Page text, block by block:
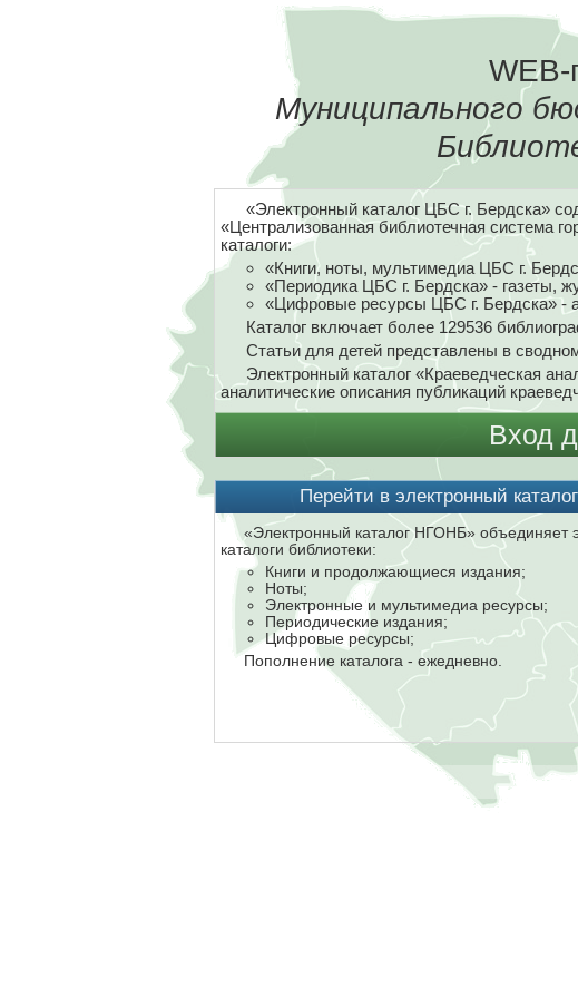
WEB-
Муниципального
«Электронный каталог ЦБС г. Бердска»
«Централизованная библиотечная система
каталоги:
«Книги, ноты, мультимедиа ЦБС г.
«Периодика ЦБС г. Бердска» - газеты,
«Цифровые ресурсы ЦБС г. Бердска» -
Каталог включает более 129536
Статьи для детей представлены в
Электронный каталог «Краеведческая
аналитические описания публикаций
«Электронный каталог НГОНБ» объединяет
каталоги библиотеки:
Книги и продолжающиеся издания;
Ноты;
Электронные и мультимедиа ресурсы;
Периодические издания;
Цифровые ресурсы;
Пополнение каталога - ежедневно.